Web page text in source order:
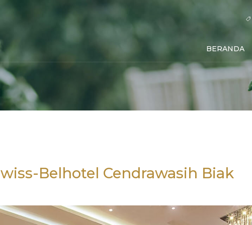
BERANDA
Belhotel Cendrawasih Biak